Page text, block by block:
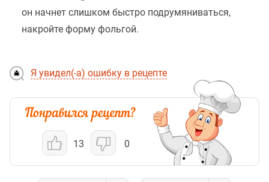
он начнет слишком быстро подрумяниваться,
накройте форму фольгой.
Я увидел(-а) ошибку в рецепте
13 0